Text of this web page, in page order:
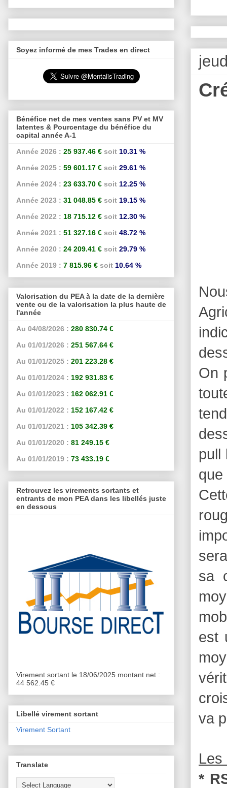
On
pull
sa
est
va
Les
*
Soyez informé de mes Trades en direct
Bénéfice net de mes ventes sans PV et MV
latentes & Pourcentage du bénéfice du
capital année A-1
Année 2026 : 25 937.46 € soit 10.31 %
Année 2025 : 59 601.17 € soit 29.61 %
Année 2024 : 23 633.70 € soit 12.25 %
Année 2023 : 31 048.85 € soit 19.15 %
Année 2022 : 18 715.12 € soit 12.30 %
Année 2021 : 51 327.16 € soit 48.72 %
Année 2020 : 24 209.41 € soit 29.79 %
Année 2019 : 7 815.96 € soit 10.64 %
Valorisation du PEA à la date de la dernière
vente ou de la valorisation la plus haute de
l'année
Au 04/08/2026 : 280 830.74 €
Au 01/01/2026 : 251 567.64 €
Au 01/01/2025 : 201 223.28 €
Au 01/01/2024 : 192 931.83 €
Au 01/01/2023 : 162 062.91 €
Au 01/01/2022 : 152 167.42 €
Au 01/01/2021 : 105 342.39 €
Au 01/01/2020 : 81 249.15 €
Au 01/01/2019 : 73 433.19 €
Retrouvez les virements sortants et
entrants de mon PEA dans les libellés juste
en dessous
Virement sortant le 18/06/2025 montant net :
44 562.45 €
Libellé virement sortant
Virement Sortant
Translate